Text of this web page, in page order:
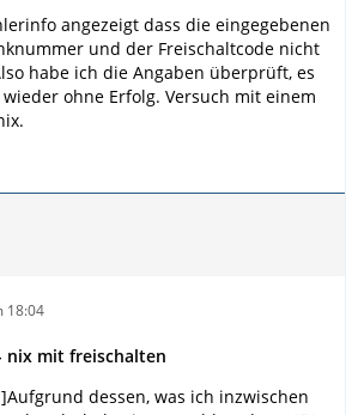
angezeigt dass die eingegebenen
und der Freischaltcode nicht
habe ich die Angaben überprüft, es
ohne Erfolg. Versuch mit einem
18:04
nix mit freischalten
dessen, was ich inzwischen